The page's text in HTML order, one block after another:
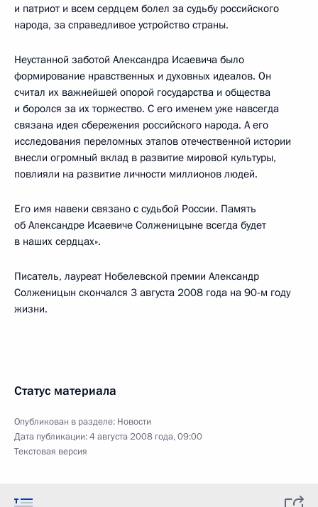
и патриот и всем сердцем болел за судьбу российского
народа, за справедливое устройство страны.
Неустанной заботой Александра Исаевича было
формирование нравственных и духовных идеалов. Он
считал их важнейшей опорой государства и общества
и боролся за их торжество. С его именем уже навсегда
связана идея сбережения российского народа. А его
исследования переломных этапов отечественной истории
внесли огромный вклад в развитие мировой культуры,
повлияли на развитие личности миллионов людей.
Его имя навеки связано с судьбой России. Память
об Александре Исаевиче Солженицыне всегда будет
в наших сердцах».
Писатель, лауреат Нобелевской премии Александр
Солженицын скончался 3 августа 2008 года на 90-м году
жизни.
Статус материала
Опубликован в разделе: Новости
Дата публикации:4 августа 2008 года, 09:00
Текстовая версия